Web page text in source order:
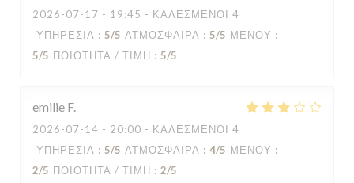
2026-07-17 - 19:45 - ΚΑΛΕΣΜΈΝΟΙ 4
ΥΠΗΡΕΣΊΑ : 5/5 ΑΤΜΌΣΦΑΙΡΑ : 5/5 ΜΕΝΟΎ :
5/5 ΠΟΙΌΤΗΤΑ / ΤΙΜΉ : 5/5
emilie F
2026-07-14 - 20:00 - ΚΑΛΕΣΜΈΝΟΙ 4
ΥΠΗΡΕΣΊΑ : 5/5 ΑΤΜΌΣΦΑΙΡΑ : 4/5 ΜΕΝΟΎ :
2/5 ΠΟΙΌΤΗΤΑ / ΤΙΜΉ : 2/5